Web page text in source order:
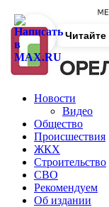
Новости
Видео
Общество
Происшествия
ЖКХ
Строительство
СВО
Рекомендуем
Об издании
Читайте